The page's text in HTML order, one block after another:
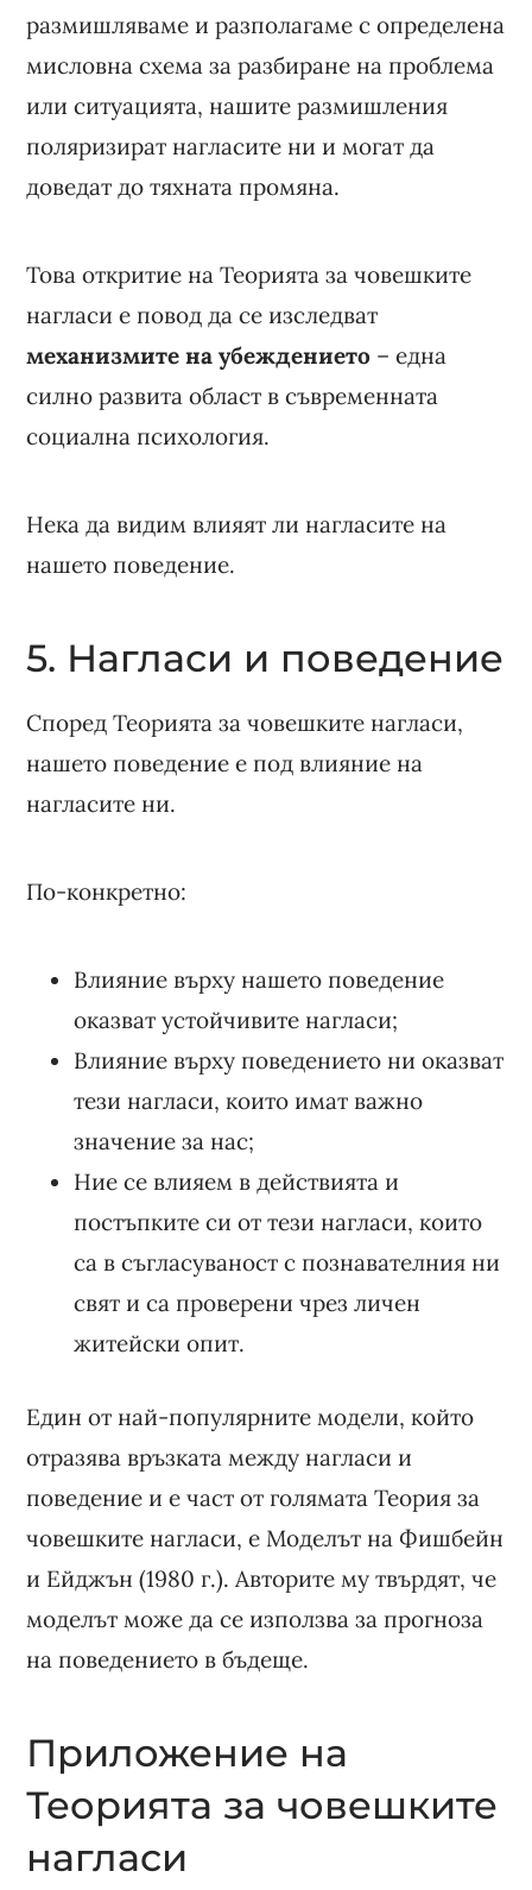
размишляваме и разполагаме с определена
мисловна схема за разбиране на проблема
или ситуацията, нашите размишления
поляризират нагласите ни и могат да
доведат до тяхната промяна.
Това откритие на Теорията за човешките
нагласи е повод да се изследват
механизмите на убеждението – една
силно развита област в съвременната
социална психология.
Нека да видим влияят ли нагласите на
нашето поведение.
5. Нагласи и поведение
Според Теорията за човешките нагласи,
нашето поведение е под влияние на
нагласите ни.
По-конкретно:
Влияние върху нашето поведение
оказват устойчивите нагласи;
Влияние върху поведението ни оказват
тези нагласи, които имат важно
значение за нас;
Ние се влияем в действията и
постъпките си от тези нагласи, които
са в съгласуваност с познавателния ни
свят и са проверени чрез личен
житейски опит.
Един от най-популярните модели, който
отразява връзката между нагласи и
поведение и е част от голямата Теория за
човешките нагласи, е Моделът на Фишбейн
и Ейджън (1980 г.). Авторите му твърдят, че
моделът може да се използва за прогноза
на поведението в бъдеще.
Приложение на
Теорията за човешките
нагласи